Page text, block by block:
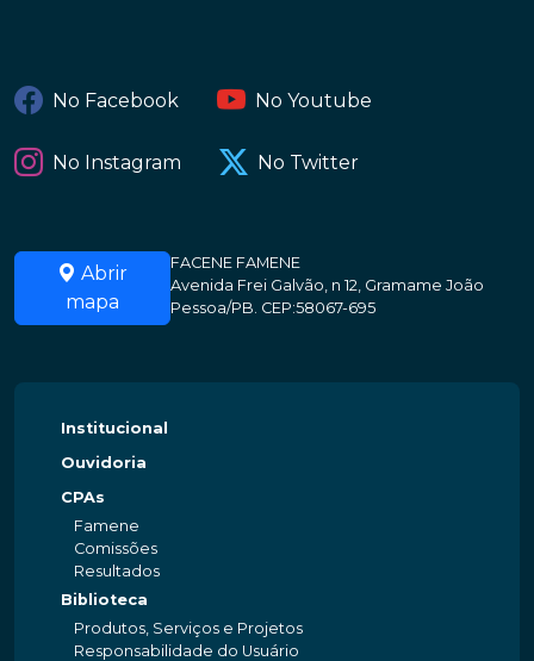
No Facebook No Youtube
No Instagram No Twitter
Abrir
mapa
FACENE FAMENE
Avenida Frei Galvão, n 12, Gramame João
Pessoa/PB. CEP:58067-695
Institucional
Ouvidoria
CPAs
Famene
Comissões
Resultados
Biblioteca
Produtos, Serviços e Projetos
Responsabilidade do Usuário